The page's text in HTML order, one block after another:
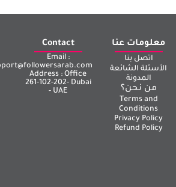
معلومات عنا
اتصل بنا
الأسئلة الشائعة
المدونة
من نحن؟
Terms and
Conditions
Privacy Policy
Refund Policy
Contact
Email :
support@followersarab.com
Address : Office
261-102-202- Dubai
- UAE